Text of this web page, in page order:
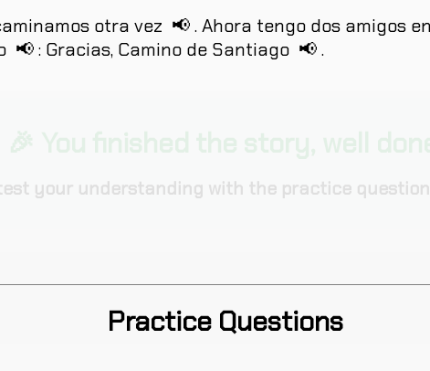
otra vez 📢 . Ahora tengo dos amigos
📢 : Gracias, Camino de Santiago 📢 .
your understanding with the practice
Practice Questions